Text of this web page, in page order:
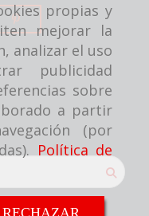
propias y
mejorar la
analizar el uso
publicidad
sobre
a partir
(por
Política de